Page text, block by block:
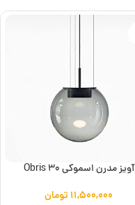
آویز مدرن اسموکی Obris 30
۱۱,۵۰۰,۰۰۰ تومان